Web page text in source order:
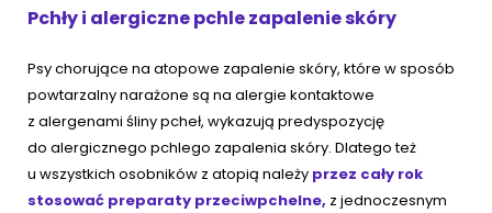
Pchły i alergiczne pchle zapalenie skóry
Psy chorujące na atopowe zapalenie skóry, które w sposób
powtarzalny narażone są na alergie kontaktowe
z alergenami śliny pcheł, wykazują predyspozycję
do alergicznego pchlego zapalenia skóry. Dlatego też
u wszystkich osobników z atopią należy przez cały rok
stosować preparaty przeciwpchelne, z jednoczesnym